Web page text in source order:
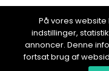
På vores
indstillinger,
annoncer. Denne
fortsat brug af